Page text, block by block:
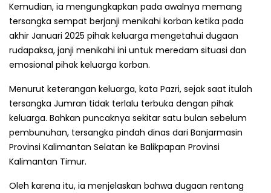
Kemudian, ia mengungkapkan pada awalnya memang
tersangka sempat berjanji menikahi korban ketika pada
akhir Januari 2025 pihak keluarga mengetahui dugaan
rudapaksa, janji menikahi ini untuk meredam situasi dan
emosional pihak keluarga korban.
Menurut keterangan keluarga, kata Pazri, sejak saat itulah
tersangka Jumran tidak terlalu terbuka dengan pihak
keluarga. Bahkan puncaknya sekitar satu bulan sebelum
pembunuhan, tersangka pindah dinas dari Banjarmasin
Provinsi Kalimantan Selatan ke Balikpapan Provinsi
Kalimantan Timur.
Oleh karena itu, ia menjelaskan bahwa dugaan rentang